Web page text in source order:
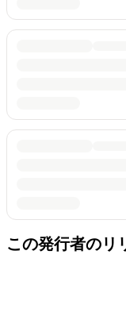
この発行者のリ